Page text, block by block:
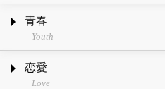
青春
Youth
恋愛
Love